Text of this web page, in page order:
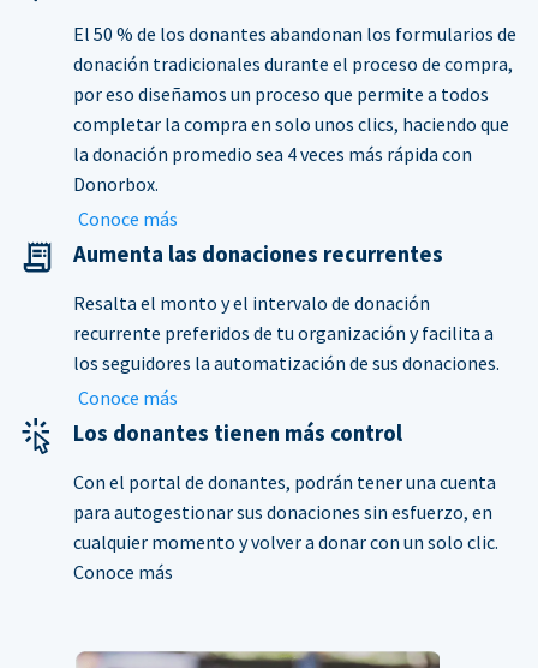
El 50 % de los donantes abandonan los formularios de
donación tradicionales durante el proceso de compra,
por eso diseñamos un proceso que permite a todos
completar la compra en solo unos clics, haciendo que
la donación promedio sea 4 veces más rápida con
Donorbox.
Conoce más
Aumenta las donaciones recurrentes
Resalta el monto y el intervalo de donación
recurrente preferidos de tu organización y facilita a
los seguidores la automatización de sus donaciones.
Conoce más
Los donantes tienen más control
Con el portal de donantes, podrán tener una cuenta
para autogestionar sus donaciones sin esfuerzo, en
cualquier momento y volver a donar con un solo clic.
Conoce más